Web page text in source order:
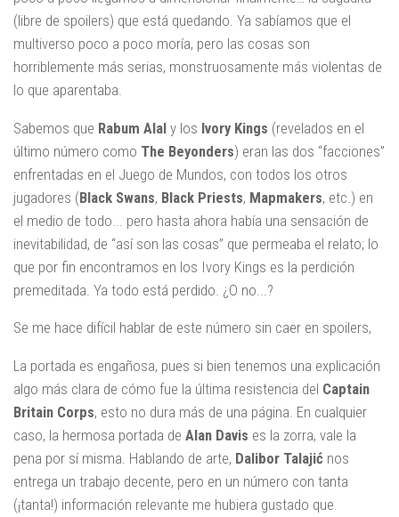
(libre de spoilers) que está quedando. Ya sabíamos que el
multiverso poco a poco moría, pero las cosas son
horriblemente más serias, monstruosamente más violentas de
lo que aparentaba.
Sabemos que Rabum Alal y los Ivory Kings (revelados en el
último número como The Beyonders) eran las dos “facciones”
enfrentadas en el Juego de Mundos, con todos los otros
jugadores (Black Swans, Black Priests, Mapmakers, etc.) en
el medio de todo... pero hasta ahora había una sensación de
inevitabilidad, de “así son las cosas” que permeaba el relato; lo
que por fin encontramos en los Ivory Kings es la perdición
premeditada. Ya todo está perdido. ¿O no...?
Se me hace difícil hablar de este número sin caer en spoilers,
La portada es engañosa, pues si bien tenemos una explicación
algo más clara de cómo fue la última resistencia del Captain
Britain Corps, esto no dura más de una página. En cualquier
caso, la hermosa portada de Alan Davis es la zorra, vale la
pena por sí misma. Hablando de arte, Dalibor Talajić nos
entrega un trabajo decente, pero en un número con tanta
(¡tanta!) información relevante me hubiera gustado que